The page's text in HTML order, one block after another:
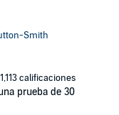
Smith
1,113 calificaciones
prueba de 30